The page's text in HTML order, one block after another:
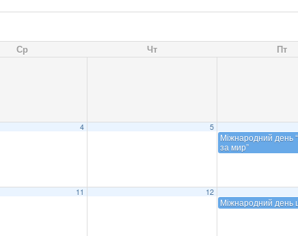
Ср Чт Пт
4 5
Міжнародний день
за мир”
11 12
Міжнародний день